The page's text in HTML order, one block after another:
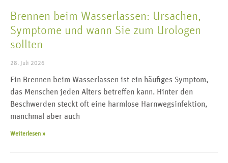
Brennen beim Wasserlassen: Ursachen,
Symptome und wann Sie zum Urologen
sollten
28. Juli 2026
Ein Brennen beim Wasserlassen ist ein häufiges Symptom,
das Menschen jeden Alters betreffen kann. Hinter den
Beschwerden steckt oft eine harmlose Harnwegsinfektion,
manchmal aber auch
Weiterlesen »